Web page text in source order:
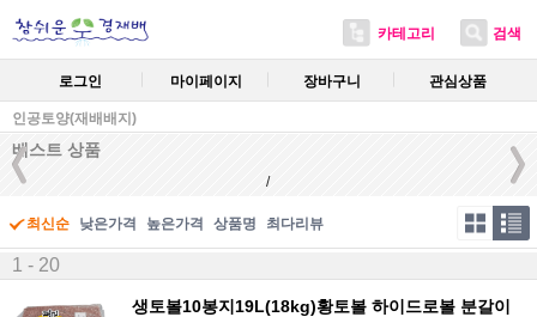
카테고리 검색
로그인 마이페이지 장바구니 관심상품
인공토양(재배배지)
베스트 상품
/
최신순 낮은가격 높은가격 상품명 최다리뷰
1 - 20
생토볼10봉지19L(18kg)황토볼 하이드로볼 분갈이